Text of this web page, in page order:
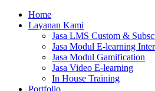
Home
Layanan Kami
Jasa LMS Custom &
Jasa Modul E-learning
Jasa Modul Gamification
Jasa Video E-learning
In House Training
Portfolio
Buat Modul E-learning & LMS
Menarik dengan Gamification
Hubungi Tim